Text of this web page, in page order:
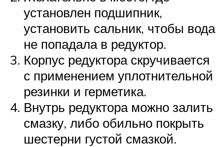
установлен подшипник,
установить сальник, чтобы вода
не попадала в редуктор.
Корпус редуктора скручивается
с применением уплотнительной
резинки и герметика.
Внутрь редуктора можно залить
смазку, либо обильно покрыть
шестерни густой смазкой.